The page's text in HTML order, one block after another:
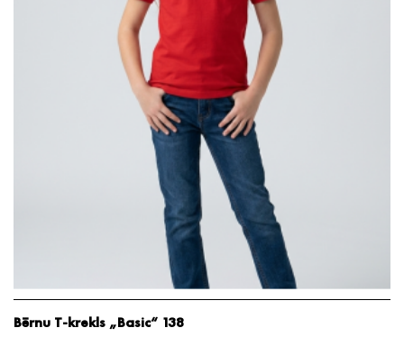
Bērnu T-krekls „Basic“ 138